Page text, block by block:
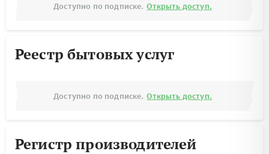
Доступно по подписке. Открыть доступ.
Реестр бытовых услуг
Доступно по подписке. Открыть доступ.
Регистр производителей